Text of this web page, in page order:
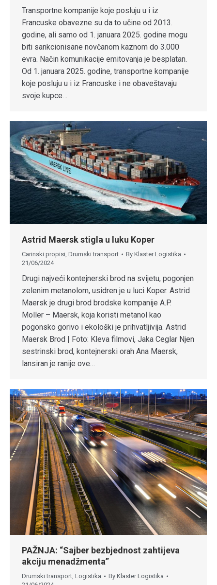
Transportne kompanije koje posluju u i iz
Francuske obavezne su da to učine od 2013.
godine, ali samo od 1. januara 2025. godine mogu
biti sankcionisane novčanom kaznom do 3.000
evra. Način komunikacije emitovanja je besplatan.
Od 1. januara 2025. godine, transportne kompanije
koje posluju u i iz Francuske i ne obaveštavaju
svoje kupce…
Astrid Maersk stigla u luku Koper
Carinski propisi Drumski transport By Klaster Logistika
21/06/2024
Drugi najveći kontejnerski brod na svijetu, pogonjen
zelenim metanolom, usidren je u luci Koper. Astrid
Maersk je drugi brod brodske kompanije A.P.
Moller – Maersk, koja koristi metanol kao
pogonsko gorivo i ekološki je prihvatljivija. Astrid
Maersk Brod | Foto: Kleva filmovi, Jaka Ceglar Njen
sestrinski brod, kontejnerski orah Ana Maersk,
lansiran je ranije ove…
PAŽNJA: “Sajber bezbjednost zahtijeva
akciju menadžmenta”
Drumski transport, Logistika By Klaster Logistika